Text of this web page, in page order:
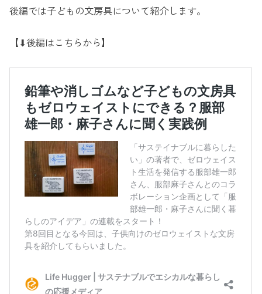
後編では子どもの文房具について紹介します。
【⬇︎後編はこちらから】